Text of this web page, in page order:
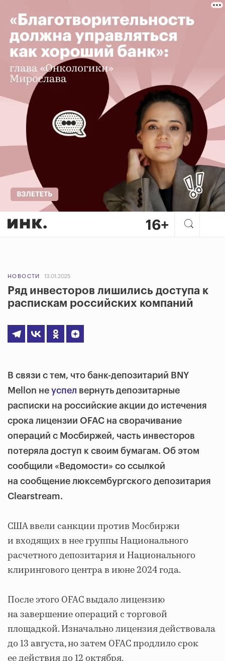
НОВОСТИ 13.01.2025
Ряд инвесторов лишились доступа к
распискам российских компаний
В связи с тем, что банк-депозитарий BNY
Mellon не успел вернуть депозитарные
расписки на российские акции до истечения
срока лицензии OFAC на сворачивание
операций с Мосбиржей, часть инвесторов
потеряла доступ к своим бумагам. Об этом
сообщили «Ведомости» со ссылкой
на сообщение люксембургского депозитария
Clearstream.
США ввели санкции против Мосбиржи
и входящих в нее группы Национального
расчетного депозитария и Национального
клирингового центра в июне 2024 года.
После этого OFAC выдало лицензию
на завершение операций с торговой
площадкой. Изначально лицензия действовала
до 13 августа, но затем OFAC продлило срок